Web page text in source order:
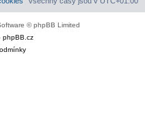
© phpBB Limited
phpBB.cz